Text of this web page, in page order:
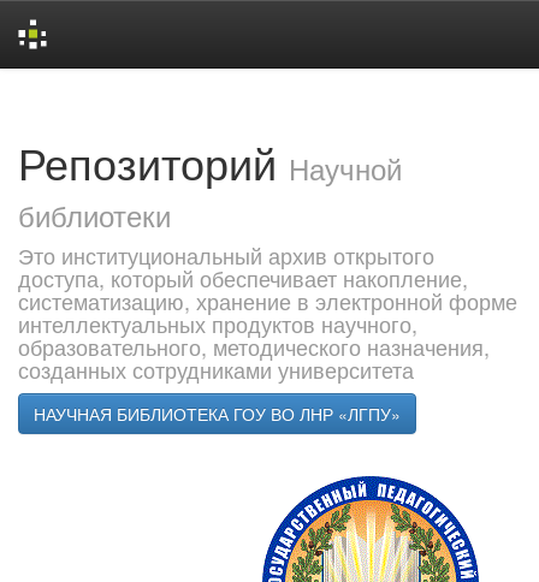
Репозиторий Научной
библиотеки
Это институциональный архив открытого
доступа, который обеспечивает накопление,
систематизацию, хранение в электронной форме
интеллектуальных продуктов научного,
образовательного, методического назначения,
созданных сотрудниками университета
НАУЧНАЯ БИБЛИОТЕКА ГОУ ВО ЛНР «ЛГПУ»